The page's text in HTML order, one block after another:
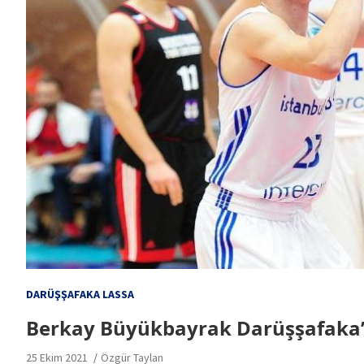
DARÜŞŞAFAKA LASSA
Berkay Büyükbayrak
25 Ekim 2021 Özgür Taylan